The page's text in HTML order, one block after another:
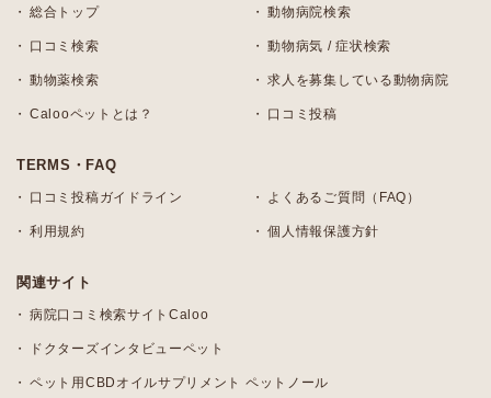
総合トップ 動物病院検索
口コミ検索 動物病気 / 症状検索
動物薬検索 求人を募集している動物病院
Calooペットとは？ 口コミ投稿
TERMS・FAQ
口コミ投稿ガイドライン よくあるご質問（FAQ）
利用規約 個人情報保護方針
関連サイト
病院口コミ検索サイトCaloo
ドクターズインタビューペット
ペット用CBDオイルサプリメント ペットノール